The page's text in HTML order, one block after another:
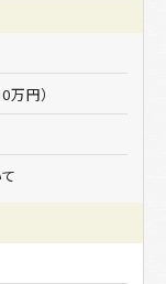
円）